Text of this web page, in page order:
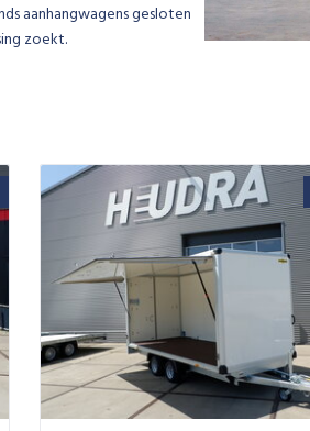
aanhangwagens gesloten
zoekt.